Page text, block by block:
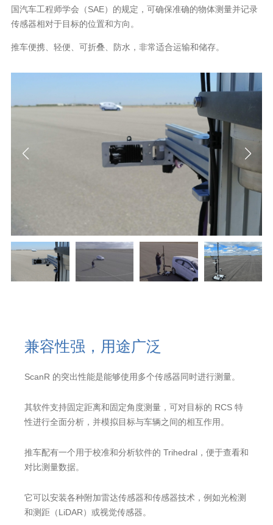
国汽车工程师学会（SAE）的规定，可确保准确的物体测量并记录
传感器相对于目标的位置和方向。
推车便携、轻便、可折叠、防水，非常适合运输和储存。
兼容性强，用途广泛
ScanR 的突出性能是能够使用多个传感器同时进行测量。
其软件支持固定距离和固定角度测量，可对目标的 RCS 特
性进行全面分析，并模拟目标与车辆之间的相互作用。
推车配有一个用于校准和分析软件的 Trihedral，便于查看和
对比测量数据。
它可以安装各种附加雷达传感器和传感器技术，例如光检测
和测距（LiDAR）或视觉传感器。